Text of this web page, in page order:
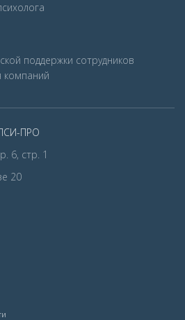
поддержки сотрудников
компаний
ПРО
6, стр. 1
20